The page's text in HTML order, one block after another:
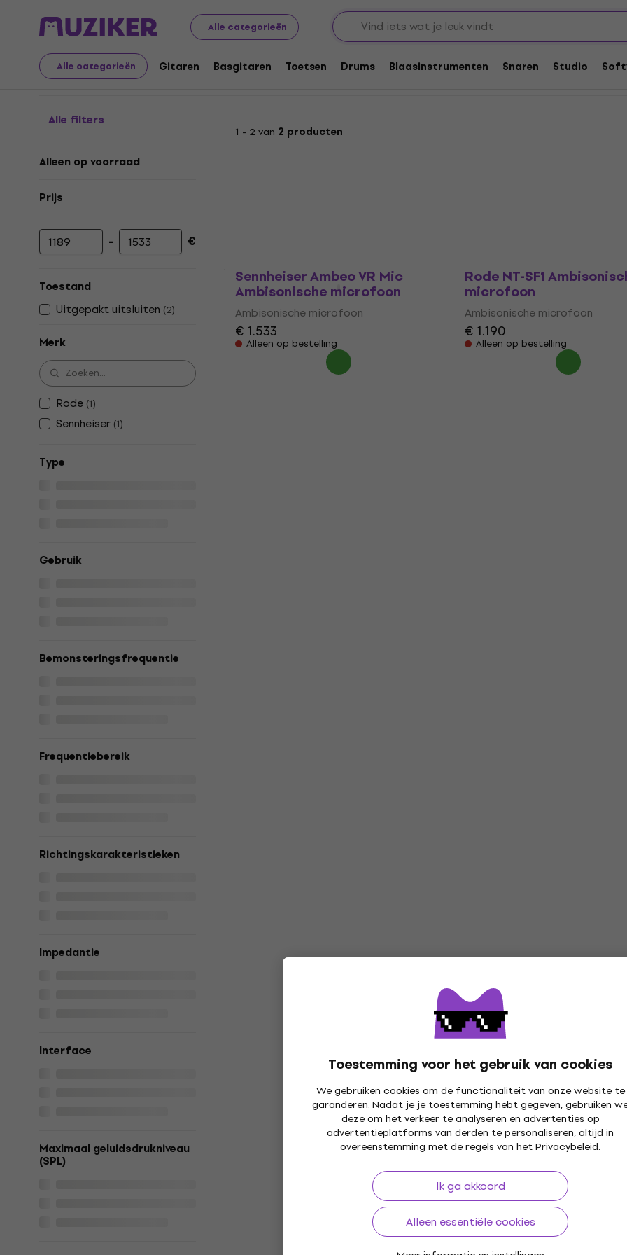
Alle categorieën
Alle categorieën Gitaren Basgitaren Toetsen Drums Blaasinstrumenten Snaren Studio
Toestemming voor het gebruik van cookies
We gebruiken cookies om de functionaliteit van onze website te
garanderen. Nadat je je toestemming hebt gegeven, gebruiken
deze om het verkeer te analyseren en advertenties op
advertentieplatforms van derden te personaliseren, altijd in
overeenstemming met de regels van hetPrivacybeleid.
Ik ga akkoord
Alleen essentiële cookies
Muziekinstrumenten Microfoons Condensatormicrofoons
Ambisonische microfoons
Alle filters
Alleen op voorraad
Prijs
Minimumprijs
- Maximumprijs
€
Toestand
Uitgepakt uitsluiten (2)
Merk
Rode (1)
Sennheiser (1)
Type
Gebruik
Bemonsteringsfrequentie
Frequentiebereik
Richtingskarakteristieken
Impedantie
Interface
Maximaal geluidsdrukniveau
(SPL)
1 - 2 van 2 producten
Sennheiser Ambeo VR Mic
Ambisonische microfoon
Ambisonische microfoon
€ 1.533
Alleen op bestelling
Rode NT-SF1
microfoon
Ambisonische microfoon
€ 1.190
Alleen op bestelling